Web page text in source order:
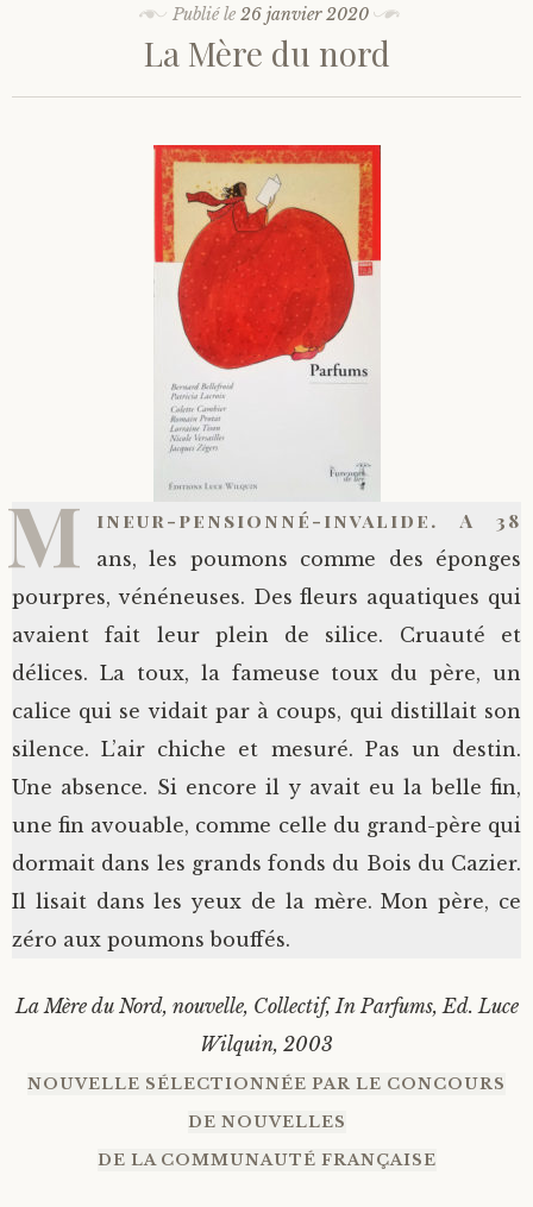
Publié le 26 janvier 2020
La Mère du nord
M ineur-pensionné-invalide. A 38
ans, les poumons comme des éponges
pourpres, vénéneuses. Des fleurs aquatiques qui
avaient fait leur plein de silice. Cruauté et
délices. La toux, la fameuse toux du père, un
calice qui se vidait par à coups, qui distillait son
silence. L’air chiche et mesuré. Pas un destin.
Une absence. Si encore il y avait eu la belle fin,
une fin avouable, comme celle du grand-père qui
dormait dans les grands fonds du Bois du Cazier.
Il lisait dans les yeux de la mère. Mon père, ce
zéro aux poumons bouffés.
La Mère du Nord, nouvelle, Collectif, In Parfums, Ed. Luce
Wilquin, 2003
NOUVELLE SÉLECTIONNÉE PAR LE CONCOURS
DE NOUVELLES
DE LA COMMUNAUTÉ FRANÇAISE